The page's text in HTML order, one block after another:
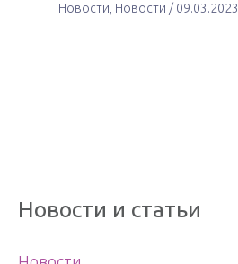
Новости и статьи
Новости, Новости / 09.03.2023